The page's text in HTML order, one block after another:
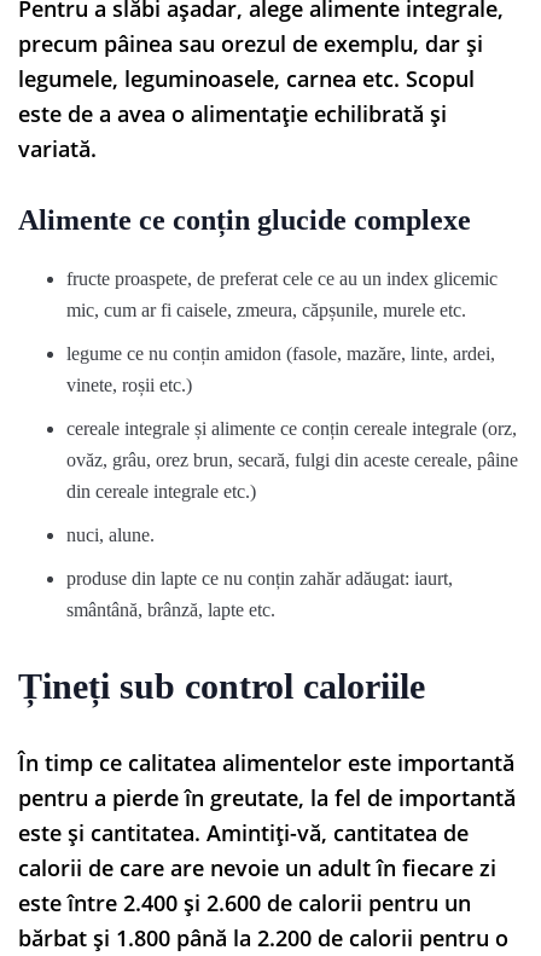
Pentru a slăbi așadar, alege alimente integrale,
precum pâinea sau orezul de exemplu, dar și
legumele, leguminoasele, carnea etc. Scopul
este de a avea o alimentație echilibrată și
variată.
Alimente ce conțin glucide complexe
fructe proaspete, de preferat cele ce au un index glicemic
mic, cum ar fi caisele, zmeura, căpșunile, murele etc.
legume ce nu conțin amidon (fasole, mazăre, linte, ardei,
vinete, roșii etc.)
cereale integrale și alimente ce conțin cereale integrale (orz,
ovăz, grâu, orez brun, secară, fulgi din aceste cereale, pâine
din cereale integrale etc.)
nuci, alune.
produse din lapte ce nu conțin zahăr adăugat: iaurt,
smântână, brânză, lapte etc.
Țineți sub control caloriile
În timp ce calitatea alimentelor este importantă
pentru a pierde în greutate, la fel de importantă
este și cantitatea. Amintiți-vă, cantitatea de
calorii de care are nevoie un adult în fiecare zi
este între 2.400 și 2.600 de calorii pentru un
bărbat și 1.800 până la 2.200 de calorii pentru o